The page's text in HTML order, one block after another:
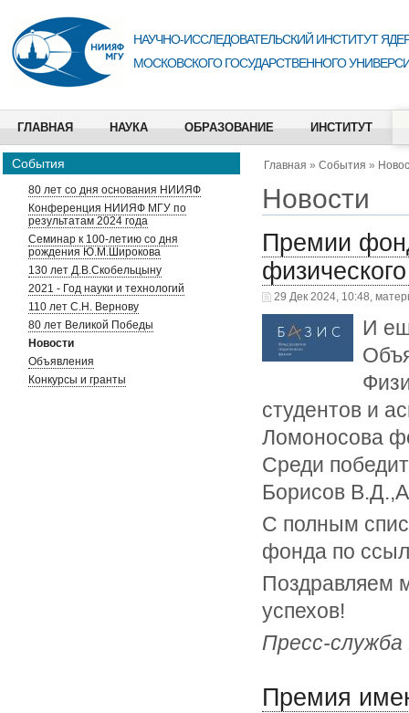
НАУЧНО-ИССЛЕДОВАТЕЛЬСКИЙ ИНСТИТУТ
МОСКОВСКОГО ГОСУДАРСТВЕННОГО
ГЛАВНАЯ НАУКА ОБРАЗОВАНИЕ ИНСТИТУТ
События
80 лет со дня основания НИИЯФ
Конференция НИИЯФ МГУ по
результатам 2024 года
Семинар к 100-летию со дня
рождения Ю.М.Широкова
130 лет Д.В.Скобельцыну
2021 - Год науки и технологий
110 лет С.Н. Вернову
80 лет Великой Победы
Новости
Объявления
Конкурсы и гранты
Главная » События »
Новости
Премии
29 Дек 2024, 10:48,
И
студентов и
Ломоносова
Среди
Борисов
С полным
фонда по
Поздравляем
успехов!
Пресс-
Премия